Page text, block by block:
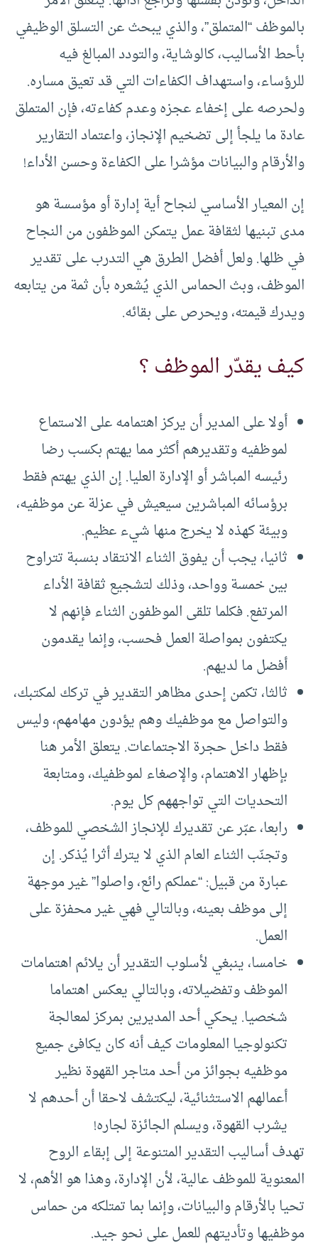
بالموظف “المتملق”، والذي يبحث عن التسلق الوظيفي
بأحط الأساليب، كالوشاية، والتودد المبالغ فيه
للرؤساء، واستهداف الكفاءات التي قد تعيق مساره.
ولحرصه على إخفاء عجزه وعدم كفاءته، فإن المتملق
عادة ما يلجأ إلى تضخيم الإنجاز، واعتماد التقارير
والأرقام والبيانات مؤشرا على الكفاءة وحسن الأداء!
إن المعيار الأساسي لنجاح أية إدارة أو مؤسسة هو
مدى تبنيها لثقافة عمل يتمكن الموظفون من النجاح
في ظلها. ولعل أفضل الطرق هي التدرب على تقدير
الموظف، وبث الحماس الذي يُشعره بأن ثمة من يتابعه
ويدرك قيمته، ويحرص على بقائه.
كيف يقدّر الموظف ؟
أولا على المدير أن يركز اهتمامه على الاستماع
لموظفيه وتقديرهم أكثر مما يهتم بكسب رضا
رئيسه المباشر أو الإدارة العليا. إن الذي يهتم فقط
برؤسائه المباشرين سيعيش في عزلة عن موظفيه،
وبيئة كهذه لا يخرج منها شيء عظيم.
ثانيا، يجب أن يفوق الثناء الانتقاد بنسبة تتراوح
بين خمسة وواحد، وذلك لتشجيع ثقافة الأداء
المرتفع. فكلما تلقى الموظفون الثناء فإنهم لا
يكتفون بمواصلة العمل فحسب، وإنما يقدمون
أفضل ما لديهم.
ثالثا، تكمن إحدى مظاهر التقدير في تركك لمكتبك،
والتواصل مع موظفيك وهم يؤدون مهامهم، وليس
فقط داخل حجرة الاجتماعات. يتعلق الأمر هنا
بإظهار الاهتمام، والإصغاء لموظفيك، ومتابعة
التحديات التي تواجههم كل يوم.
رابعا، عبّر عن تقديرك للإنجاز الشخصي للموظف،
وتجنّب الثناء العام الذي لا يترك أثرا يُذكر. إن
عبارة من قبيل: “عملكم رائع، واصلوا” غير موجهة
إلى موظف بعينه، وبالتالي فهي غير محفزة على
العمل.
خامسا، ينبغي لأسلوب التقدير أن يلائم اهتمامات
الموظف وتفضيلاته، وبالتالي يعكس اهتماما
شخصيا. يحكي أحد المديرين بمركز لمعالجة
تكنولوجيا المعلومات كيف أنه كان يكافئ جميع
موظفيه بجوائز من أحد متاجر القهوة نظير
أعمالهم الاستثنائية، ليكتشف لاحقا أن أحدهم لا
يشرب القهوة، ويسلم الجائزة لجاره!
تهدف أساليب التقدير المتنوعة إلى إبقاء الروح
المعنوية للموظف عالية، لأن الإدارة، وهذا هو الأهم، لا
تحيا بالأرقام والبيانات، وإنما بما تمتلكه من حماس
موظفيها وتأديتهم للعمل على نحو جيد.